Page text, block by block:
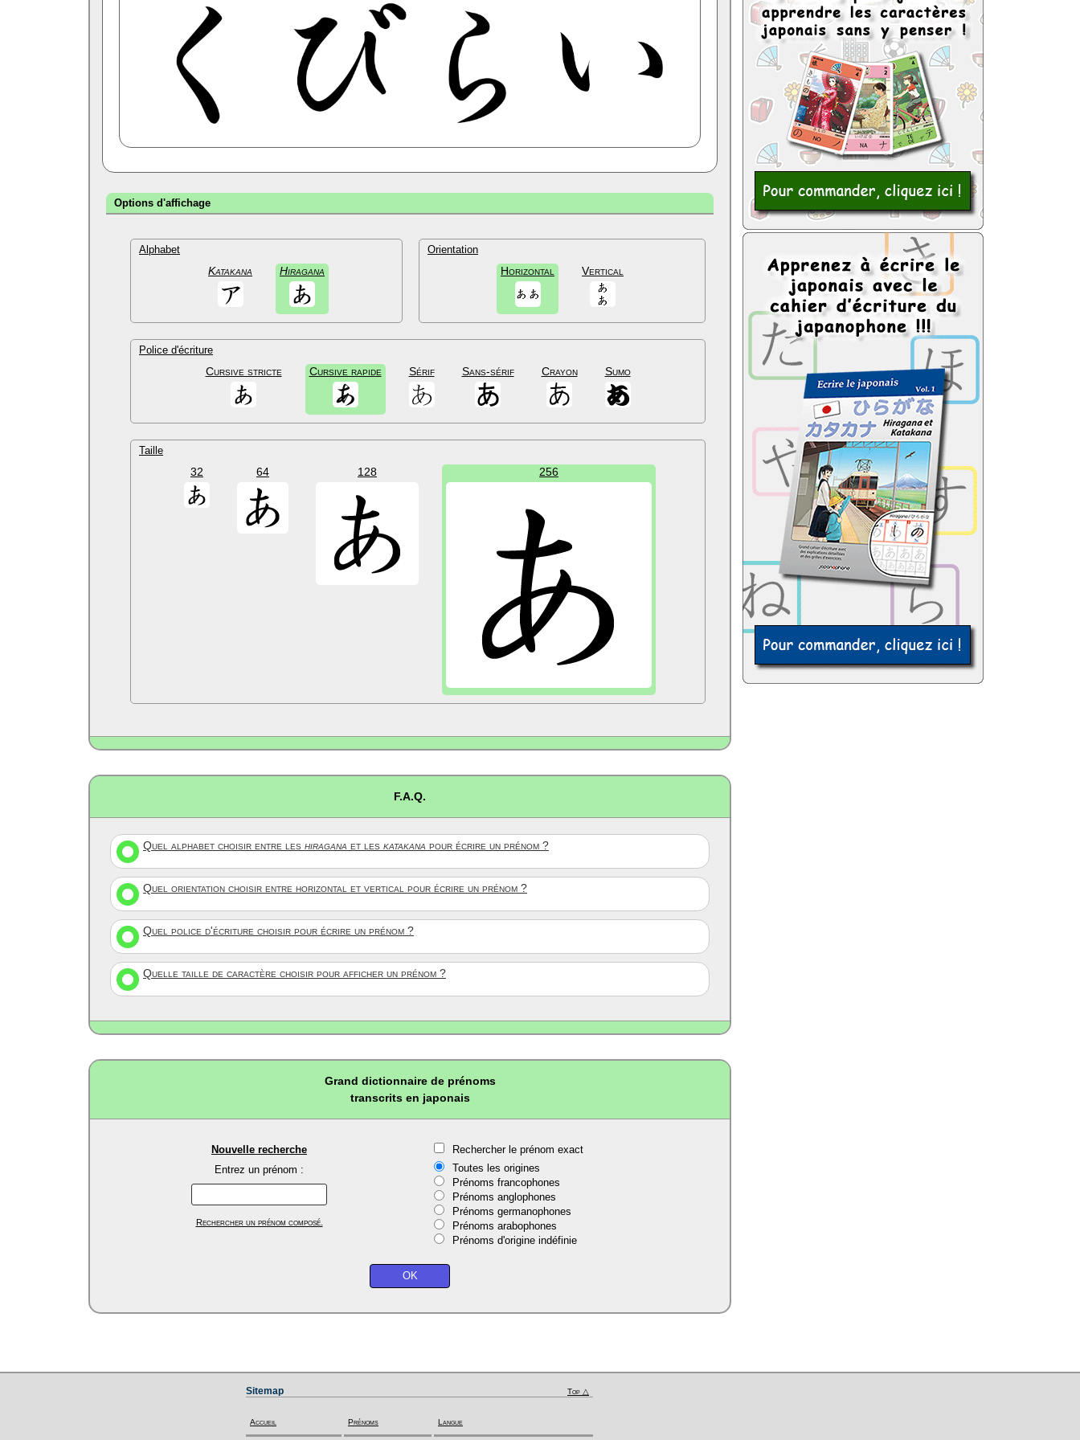
Options d'affichage
Alphabet
Katakana Hiragana
Orientation
Horizontal Vertical
Police d'écriture
Cursive stricte Cursive rapide Sérif Sans-sérif Crayon Sumo
Taille
32 64 128 256
F.A.Q.
Quel alphabet choisir entre les hiragana et les katakana pour écrire un prénom ?
Quel orientation choisir entre horizontal et vertical pour écrire un prénom ?
Quel police d'écriture choisir pour écrire un prénom ?
Quelle taille de caractère choisir pour afficher un prénom ?
Grand dictionnaire de prénoms
transcrits en japonais
Nouvelle recherche
Entrez un prénom :
Rechercher un prénom composé.
Rechercher le prénom exact
Toutes les origines
Prénoms francophones
Prénoms anglophones
Prénoms germanophones
Prénoms arabophones
Prénoms d'origine indéfinie
Sitemap Top △
Accueil Prénoms Langue